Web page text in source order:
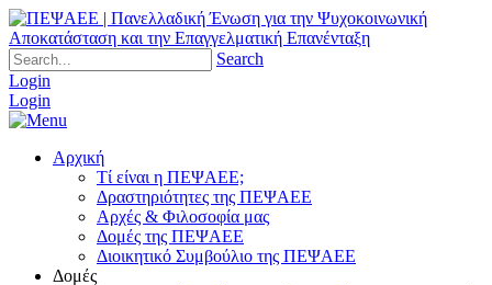
Search
Login
Login
Αρχική
Τί είναι η ΠΕΨΑΕΕ;
Δραστηριότητες της ΠΕΨΑΕΕ
Αρχές & Φιλοσοφία μας
Δομές της ΠΕΨΑΕΕ
Διοικητικό Συμβούλιο της ΠΕΨΑΕΕ
Δομές